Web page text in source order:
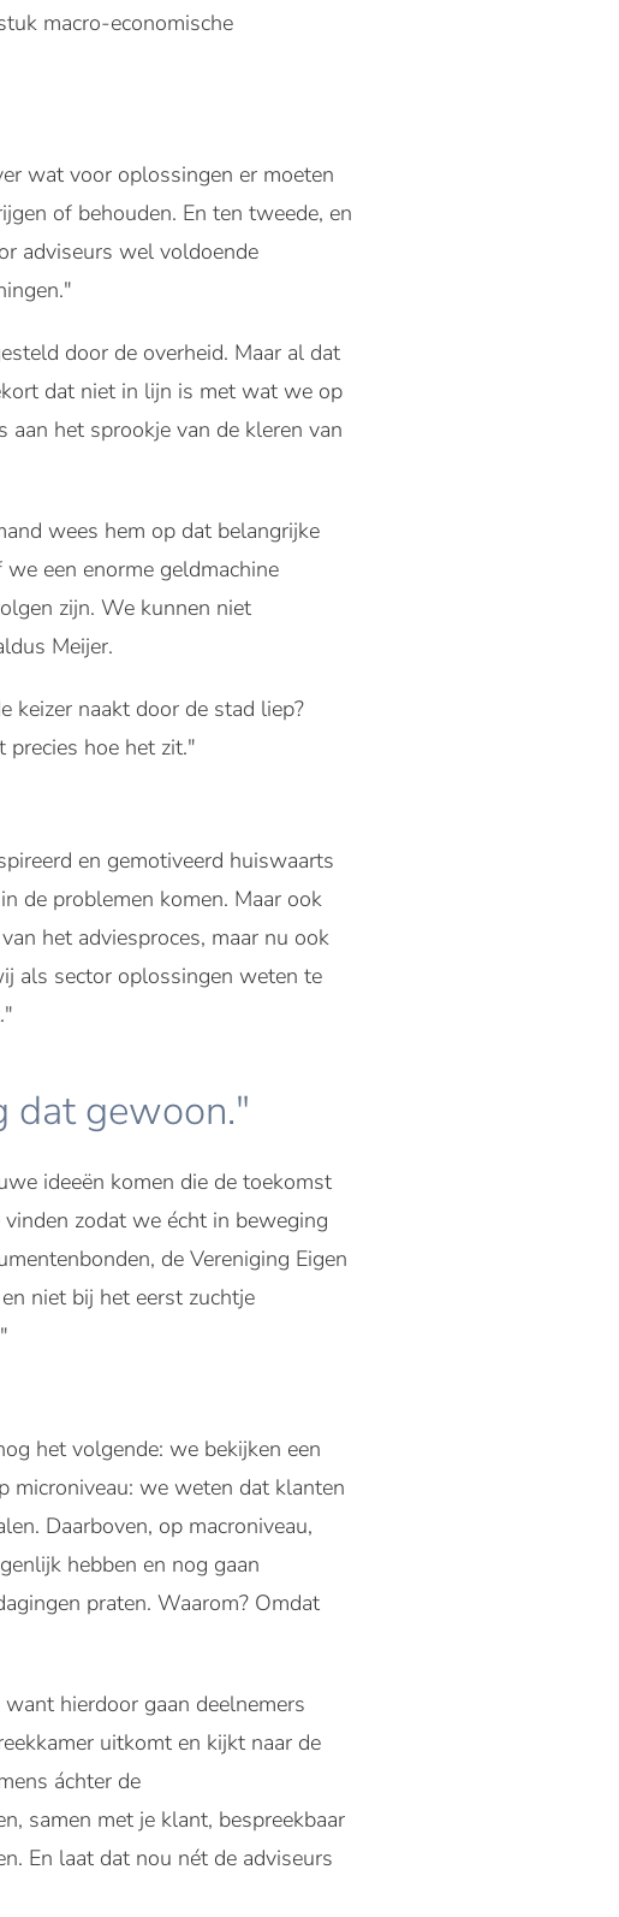
macro-economische
wat voor oplossingen er moeten
of behouden. En ten tweede, en
adviseurs wel voldoende
door de overheid. Maar al dat
dat niet in lijn is met wat we op
aan het sprookje van de kleren van
wees hem op dat belangrijke
een enorme geldmachine
zijn. We kunnen niet
Meijer.
keizer naakt door de stad liep?
precies hoe het zit."
en gemotiveerd huiswaarts
de problemen komen. Maar ook
het adviesproces, maar nu ook
als sector oplossingen weten te
dat gewoon."
ideeën komen die de toekomst
zodat we écht in beweging
de Vereniging Eigen
niet bij het eerst zuchtje
het volgende: we bekijken een
microniveau: we weten dat klanten
Daarboven, op macroniveau,
hebben en nog gaan
praten. Waarom? Omdat
hierdoor gaan deelnemers
uitkomt en kijkt naar de
áchter de
samen met je klant, bespreekbaar
En laat dat nou nét de adviseurs